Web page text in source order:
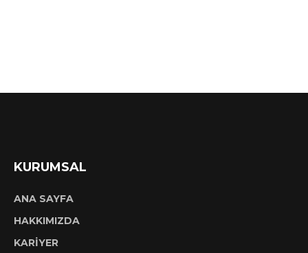
KURUMSAL
ANA SAYFA
HAKKIMIZDA
KARİYER